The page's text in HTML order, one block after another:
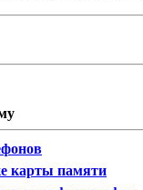
карты памяти